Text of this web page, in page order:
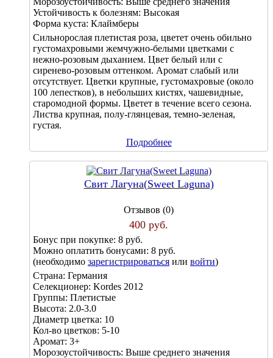
Устойчивость к болезням: Высокая
Форма куста: Клаймберы
Сильнорослая плетистая роза, цветет очень обильно
густомахровыми жемчужно-белыми цветками с
нежно-розовым дыханием. Цвет белый или с
сиренево-розовым оттенком. Аромат слабый или
отсутствует. Цветки крупные, густомахровые (около
100 лепестков), в небольших кистях, чашевидные,
старомодной формы. Цветет в течение всего сезона.
Листва крупная, полу-глянцевая, темно-зеленая,
густая.
Подробнее
Свит Лагуна(Sweet Laguna)
Отзывов (0)
400 руб.
Бонус при покупке: 8 руб.
Можно оплатить бонусами: 8 руб.
(необходимо зарегистрироваться или войти)
Страна: Германия
Селекционер: Kordes 2012
Группы: Плетистые
Высота: 2.0-3.0
Диаметр цветка: 10
Кол-во цветков: 5-10
Аромат: 3+
Морозоустойчивость: Выше среднего значения